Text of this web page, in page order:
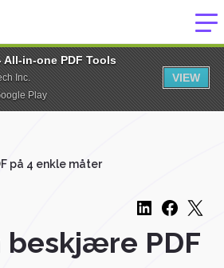
All-in-one PDF Tools
Inc.
Play
VIEW
på 4 enkle måter
beskjære PDF